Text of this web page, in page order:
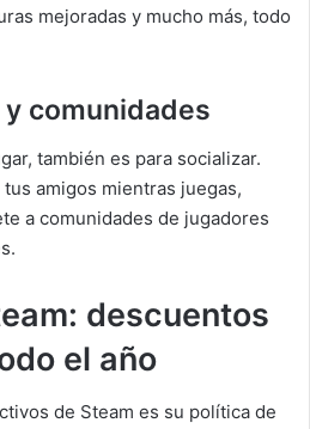
mejoradas y mucho más, todo
y comunidades
también es para socializar.
amigos mientras juegas,
a comunidades de jugadores
descuentos
el año
de Steam es su política de